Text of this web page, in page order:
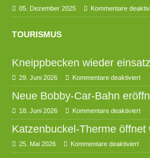
05. Dezember 2025 Kommentare
TOURISMUS
Kneippbecken wieder
29. Juni 2026 Kommentare deaktiviert
Neue Bobby-Car-Bahn
18. Juni 2026 Kommentare deaktiviert
Katzenbuckel-Therme öffnet
25. Mai 2026 Kommentare deaktiviert